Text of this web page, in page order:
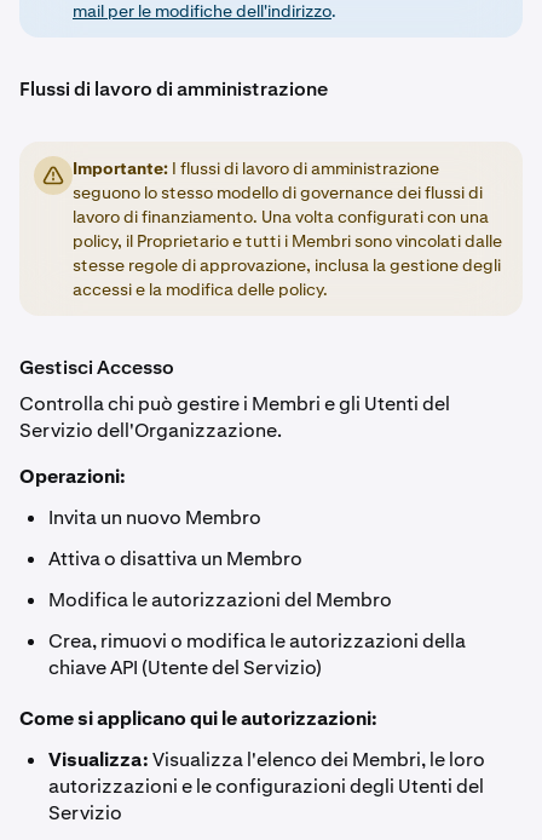
mail per le modifiche dell'indirizzo.
Flussi di lavoro di amministrazione
Importante: I flussi di lavoro di amministrazione
seguono lo stesso modello di governance dei flussi di
lavoro di finanziamento. Una volta configurati con una
policy, il Proprietario e tutti i Membri sono vincolati dalle
stesse regole di approvazione, inclusa la gestione degli
accessi e la modifica delle policy.
Gestisci Accesso
Controlla chi può gestire i Membri e gli Utenti del
Servizio dell'Organizzazione.
Operazioni:
Invita un nuovo Membro
Attiva o disattiva un Membro
Modifica le autorizzazioni del Membro
Crea, rimuovi o modifica le autorizzazioni della
chiave API (Utente del Servizio)
Come si applicano qui le autorizzazioni:
Visualizza:Visualizza l'elenco dei Membri, le loro
autorizzazioni e le configurazioni degli Utenti del
Servizio